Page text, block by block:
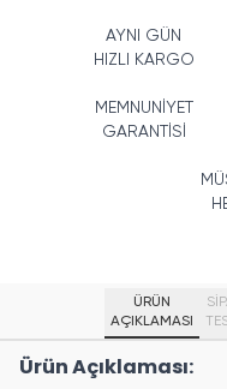
AYNI GÜN
HIZLI KARGO
MEMNUNİYET
GARANTİSİ
ÜRÜN
AÇIKLAMASI
Ürün Açıklaması: